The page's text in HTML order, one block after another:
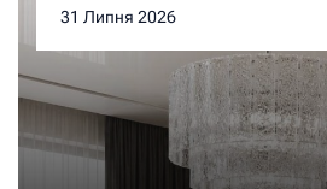
31 Липня 2026